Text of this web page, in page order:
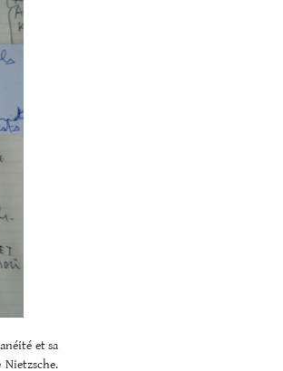
et sa